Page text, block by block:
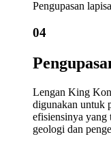
Pengupasan
04
Lengan King
digunakan untuk
efisiensinya yang
geologi dan